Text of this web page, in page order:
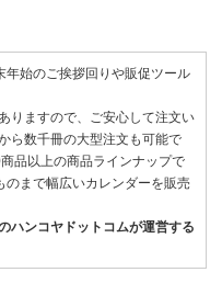
年始のご挨拶回りや販促ツール
りますので、ご安心して注文い
ら数千冊の大型注文も可能で
品以上の商品ラインナップで
のまで幅広いカレンダーを販売
ハンコヤドットコムが運営する